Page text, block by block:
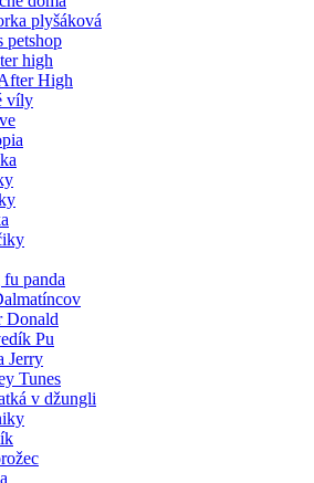
plyšáková
petshop
high
High
víly
panda
Donald
Pu
Jerry
Tunes
v džungli